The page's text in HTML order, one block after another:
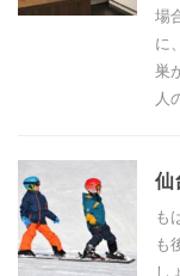
場
に
巣
人
仙
も
も
し